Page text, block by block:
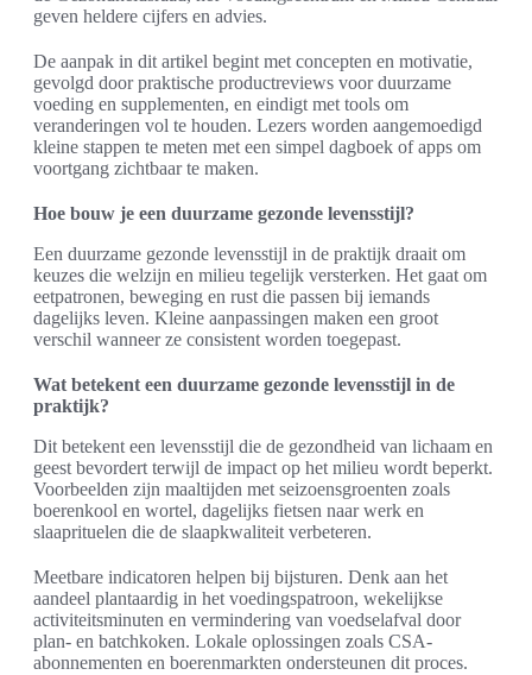
geven heldere cijfers en advies.
De aanpak in dit artikel begint met concepten en motivatie,
gevolgd door praktische productreviews voor duurzame
voeding en supplementen, en eindigt met tools om
veranderingen vol te houden. Lezers worden aangemoedigd
kleine stappen te meten met een simpel dagboek of apps om
voortgang zichtbaar te maken.
Hoe bouw je een duurzame gezonde levensstijl?
Een duurzame gezonde levensstijl in de praktijk draait om
keuzes die welzijn en milieu tegelijk versterken. Het gaat om
eetpatronen, beweging en rust die passen bij iemands
dagelijks leven. Kleine aanpassingen maken een groot
verschil wanneer ze consistent worden toegepast.
Wat betekent een duurzame gezonde levensstijl in de
praktijk?
Dit betekent een levensstijl die de gezondheid van lichaam en
geest bevordert terwijl de impact op het milieu wordt beperkt.
Voorbeelden zijn maaltijden met seizoensgroenten zoals
boerenkool en wortel, dagelijks fietsen naar werk en
slaaprituelen die de slaapkwaliteit verbeteren.
Meetbare indicatoren helpen bij bijsturen. Denk aan het
aandeel plantaardig in het voedingspatroon, wekelijkse
activiteitsminuten en vermindering van voedselafval door
plan- en batchkoken. Lokale oplossingen zoals CSA-
abonnementen en boerenmarkten ondersteunen dit proces.